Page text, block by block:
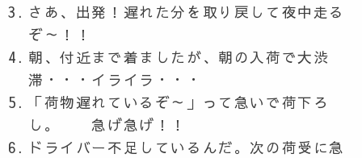
さあ、出発！遅れた分を取り戻して夜中走る
ぞ～！！
朝、付近まで着ましたが、朝の入荷で大渋
滞・・・イライラ・・・
「荷物遅れているぞ～」って急いで荷下ろ
し。 急げ急げ！！
ドライバー不足しているんだ。次の荷受に急